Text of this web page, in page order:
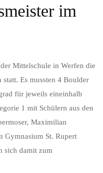
im
Mittelschule in Werfen die
Es mussten 4 Boulder
für jeweils eineinhalb
1 mit Schülern aus den
Maximilian
Gymnasium St. Rupert
sich damit zum